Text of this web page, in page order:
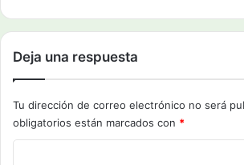
Deja una respuesta
Tu dirección de correo electrónico no será
obligatorios están marcados con *